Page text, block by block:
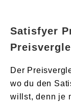
Satisfyer
Der
wo du den
willst, denn je